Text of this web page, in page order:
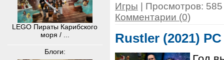
LEGO Пираты Карибского
моря / ...
Блоги:
Игры | Просмотров:
Комментарии (0)
Rustler (2021)